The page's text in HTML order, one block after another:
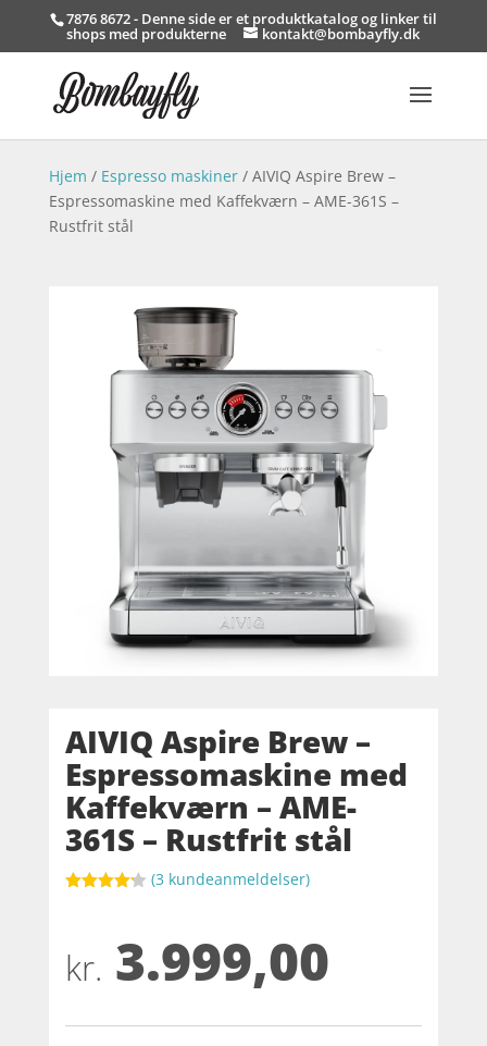
7876 8672 - Denne side er et produktkatalog og linker til
shops med produkterne kontakt@bombayfly.dk
Hjem / Espresso maskiner/ AIVIQ Aspire Brew –
Espressomaskine med Kaffekværn – AME-361S –
Rustfrit stål
AIVIQ Aspire Brew –
Espressomaskine med
Kaffekværn – AME-
361S – Rustfrit stål
baseret
på
kundebedø
(3 kundeanmeldelser)
kr. 3.999,00